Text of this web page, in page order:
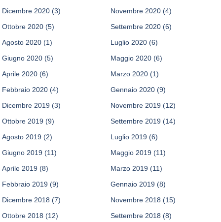
Dicembre 2020 (3) Novembre 2020 (4)
Ottobre 2020 (5) Settembre 2020 (6)
Agosto 2020 (1) Luglio 2020 (6)
Giugno 2020 (5) Maggio 2020 (6)
Aprile 2020 (6) Marzo 2020 (1)
Febbraio 2020 (4) Gennaio 2020 (9)
Dicembre 2019 (3) Novembre 2019 (12)
Ottobre 2019 (9) Settembre 2019 (14)
Agosto 2019 (2) Luglio 2019 (6)
Giugno 2019 (11) Maggio 2019 (11)
Aprile 2019 (8) Marzo 2019 (11)
Febbraio 2019 (9) Gennaio 2019 (8)
Dicembre 2018 (7) Novembre 2018 (15)
Ottobre 2018 (12) Settembre 2018 (8)